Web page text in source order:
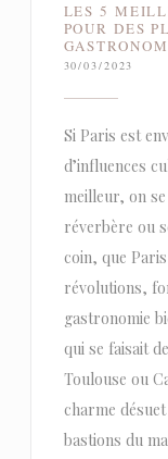
LES 5
POUR DES
30/03/2023
Si Paris est
d’influences
meilleur, on
réverbère ou
coin, que
révolutions,
gastronomie
qui se faisait
Toulouse ou
charme
bastions du